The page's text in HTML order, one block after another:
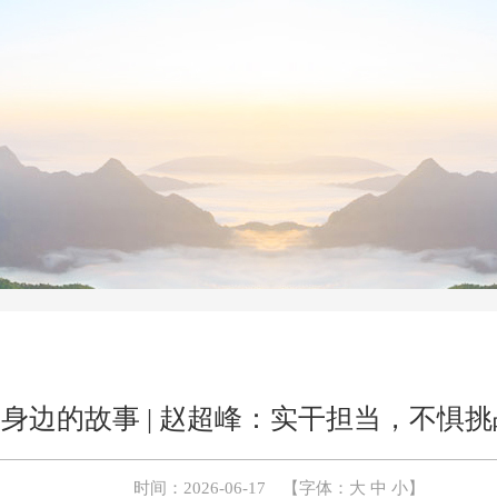
身边的故事 | 赵超峰：实干担当，不惧
时间：2026-06-17 【字体： 大 中 小】